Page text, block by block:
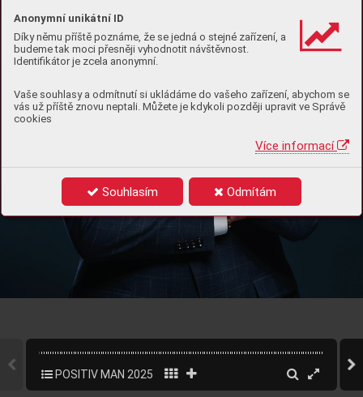
Anonymní unikátní ID
Díky němu příště poznáme, že se jedná o stejné zařízení, a
budeme tak moci přesněji vyhodnotit návštěvnost.
Identifikátor je zcela anonymní.
Vaše souhlasy a odmítnutí si ukládáme do vašeho zařízení, abychom se
vás už příště znovu neptali. Můžete je kdykoli později upravit ve Správě
cookies
Více informací
Souhlasím Odmítám
OTOR
LÍDR VSTVÍ
POSITIV MAN 2025 1